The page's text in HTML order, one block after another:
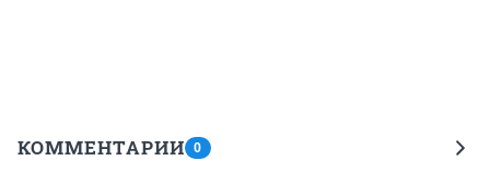
КОММЕНТАРИИ 0